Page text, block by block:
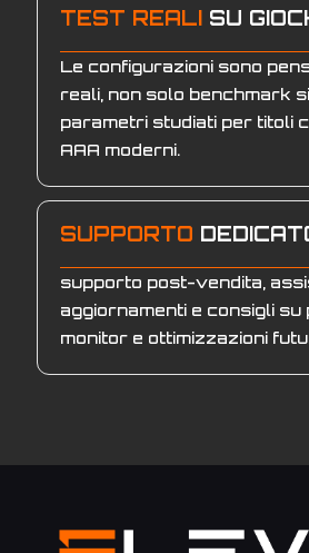
TEST REALI SU
Le configurazioni sono
reali, non solo benchmark
parametri studiati per titoli
AAA moderni.
SUPPORTO
supporto post-vendita,
aggiornamenti e consigli su
monitor e ottimizzazioni